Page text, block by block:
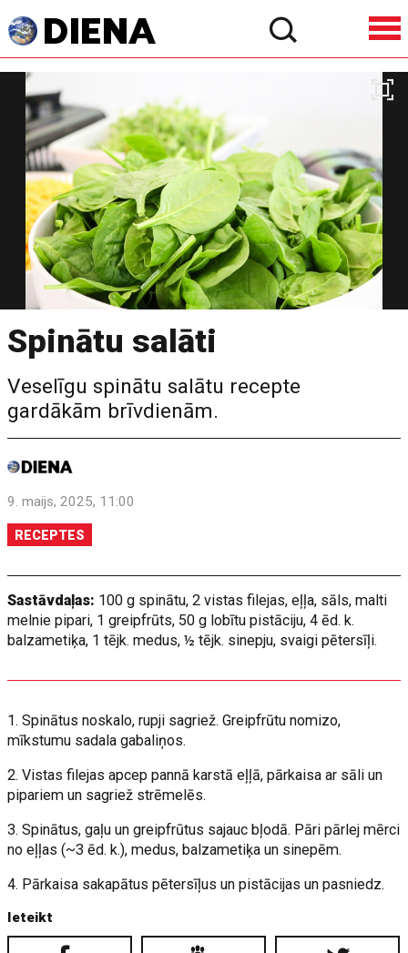
Spinātu salāti
Veselīgu spinātu salātu recepte
gardākām brīvdienām.
9. maijs, 2025, 11:00
RECEPTES
Sastāvdaļas: 100 g spinātu, 2 vistas filejas, eļļa, sāls, malti
melnie pipari, 1 greipfrūts, 50 g lobītu pistāciju, 4 ēd. k.
balzametiķa, 1 tējk. medus, ½ tējk. sinepju, svaigi pētersīļi.
1. Spinātus noskalo, rupji sagriež. Greipfrūtu nomizo,
mīkstumu sadala gabaliņos.
2. Vistas filejas apcep pannā karstā eļļā, pārkaisa ar sāli un
pipariem un sagriež strēmelēs.
3. Spinātus, gaļu un greipfrūtus sajauc bļodā. Pāri pārlej mērci
no eļļas (~3 ēd. k.), medus, balzametiķa un sinepēm.
4. Pārkaisa sakapātus pētersīļus un pistācijas un pasniedz.
Ieteikt